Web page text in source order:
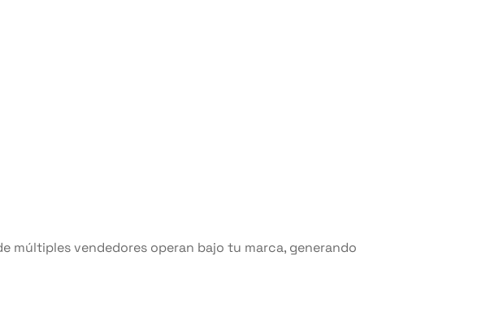
vendedores operan bajo tu marca, generando